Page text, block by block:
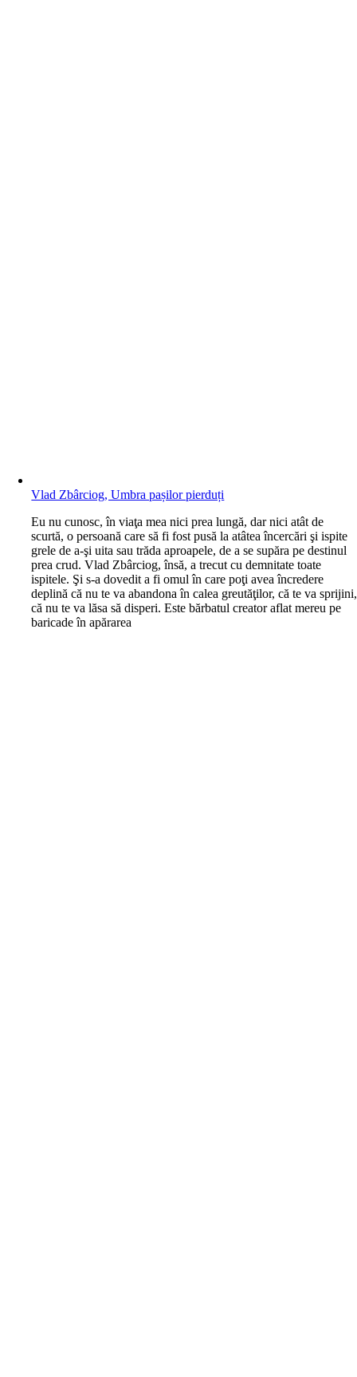
Vlad Zbârciog, Umbra pașilor pierduți
Eu nu cunosc, în viaţa mea nici prea lungă, dar nici atât de
scurtă, o persoană care să fi fost pusă la atâtea încercări şi ispite
grele de a-şi uita sau trăda aproapele, de a se supăra pe destinul
prea crud. Vlad Zbârciog, însă, a trecut cu demnitate toate
ispitele. Şi s-a dovedit a fi omul în care poţi avea încredere
deplină că nu te va abandona în calea greutăţilor, că te va sprijini,
că nu te va lăsa să disperi. Este bărbatul creator aflat mereu pe
baricade în apărarea